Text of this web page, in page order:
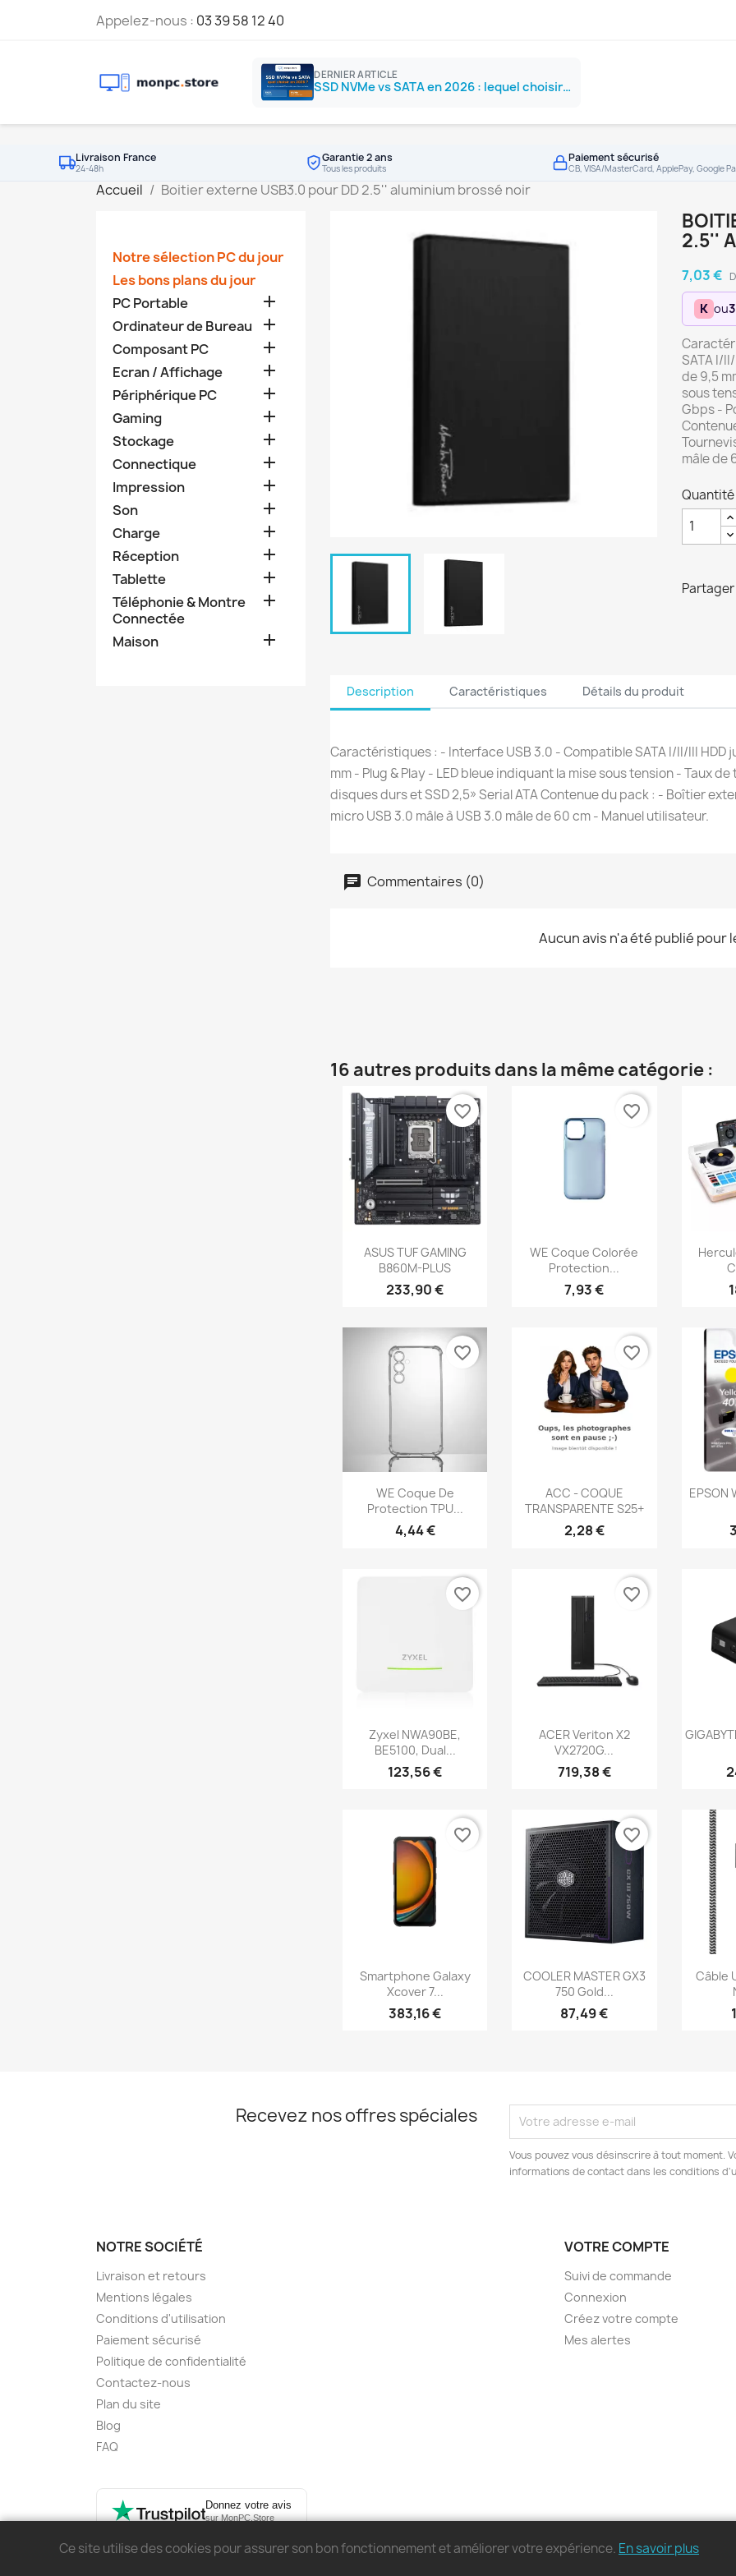
Appelez-nous : 03 39 58 12 40
DERNIER ARTICLE
SSD NVMe vs SATA en 2026 : lequel choisir ?
Livraison France
24-48h
Garantie 2 ans
Tous les produits
Paiement sécurisé
CB, VISA/MasterCard, ApplePay, Google
Accueil Boitier externe USB3.0 pour DD 2.5'' aluminium brossé noir
Notre sélection PC du jour
Les bons plans du jour
PC Portable

Ordinateur de Bureau 
Composant PC 
Ecran / Affichage 
Périphérique PC 
Gaming 
Stockage 
Connectique 
Impression 
Son 
Charge 
Réception 
Tablette 
Téléphonie & Montre
Connectée

Maison 
2.5''
7,03 €
K ou
SATA I/
de 9,5
sous
Gbps -
mâle de
Quantité
Partager
Description Caractéristiques Détails du produit
Caractéristiques : - Interface USB 3.0 - Compatible SATA I/II/III HDD
mm - Plug & Play - LED bleue indiquant la mise sous tension - Taux
disques durs et SSD 2,5» Serial ATA Contenue du pack : - Boîtier
micro USB 3.0 mâle à USB 3.0 mâle de 60 cm - Manuel utilisateur.
Commentaires (0)
Aucun avis n'a été publié pour
16 autres produits dans la même catégorie :
Aperçu rapide
ASUS TUF GAMING
B860M-PLUS
233,90 €
favorite_border
Aperçu rapide
WE Coque Colorée
Protection...
7,93 €
favorite_border

Aperçu rapide
WE Coque De
Protection TPU...
4,44 €
favorite_border
Aperçu rapide
ACC - COQUE
TRANSPARENTE S25+
2,28 €
favorite_border

EPSON
Aperçu rapide
Zyxel NWA90BE,
BE5100, Dual...
123,56 €
favorite_border
Aperçu rapide
ACER Veriton X2
VX2720G...
719,38 €
favorite_border

Aperçu rapide
Smartphone Galaxy
Xcover 7...
383,16 €
favorite_border
Aperçu rapide
COOLER MASTER GX3
750 Gold...
87,49 €
favorite_border

Câble
Recevez nos offres spéciales
Vous pouvez vous désinscrire à tout moment.
informations de contact dans les conditions
NOTRE SOCIÉTÉ
Livraison et retours
Mentions légales
Conditions d'utilisation
Paiement sécurisé
Politique de confidentialité
Contactez-nous
Plan du site
Blog
FAQ
VOTRE COMPTE
Suivi de commande
Connexion
Créez votre compte
Mes alertes
Donnez votre avis
sur MonPC.Store
© 2026 - MonPC.Store - Tous droits réservés
Ce site utilise des cookies pour assurer son bon fonctionnement et améliorer votre expérience. En savoir plus